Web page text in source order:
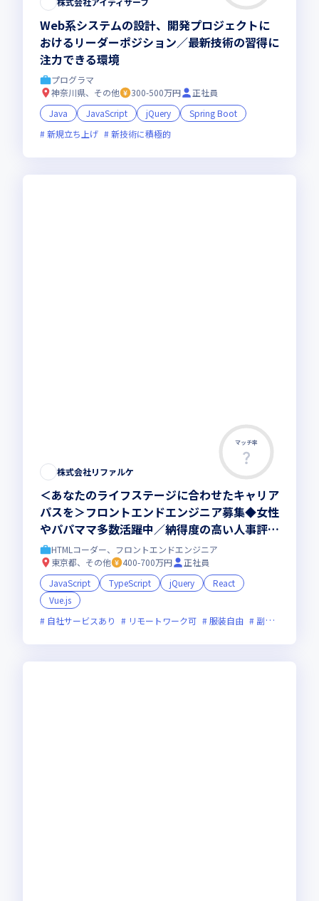
Web系システムの設計、開発プロジェクトに
おけるリーダーポジション／最新技術の習得に
注力できる環境
プログラマ
神奈川県、その他
300-500万円
正社員
Java
JavaScript jQuery
Spring Boot
新規立ち上げ
新技術に積極的
マッチ率
株式会社リファルケ
＜あなたのライフステージに合わせたキャリア
パスを＞フロントエンドエンジニア募集◆女性
やパパママ多数活躍中／納得度の高い人事評価
／社員が中心の案件営業／年休130日／エンジ
ニア定着率97%
HTMLコーダー、フロントエンドエンジニア
東京都、その他
400-700万円
正社員
JavaScript
TypeScript jQuery
React
Vue.js
自社サービスあり
リモートワーク可 服装自由 副業可